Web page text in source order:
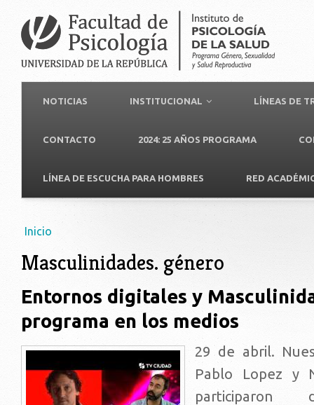
NOTICIAS INSTITUCIONAL LÍNEAS DE
CONTACTO 2024: 25 AÑOS PROGRAMA
LÍNEA DE ESCUCHA PARA HOMBRES RED
Usted está aquí
Inicio
Masculinidades. género
Entornos digitales y
programa en los medios
29 de abril.
Pablo Lopez y
participaron